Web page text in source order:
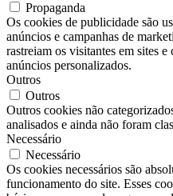
Propaganda
Os cookies de publicidade são
anúncios e campanhas de
rastreiam os visitantes em sites
anúncios personalizados.
Outros
Outros
Outros cookies não
analisados ​​e ainda não foram
Necessário
Necessário
Os cookies necessários são
funcionamento do site. Esses